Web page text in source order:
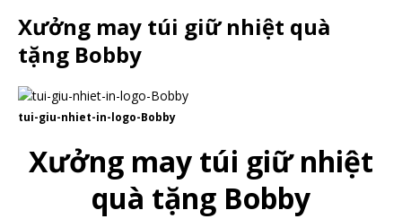
Xưởng may túi giữ nhiệt quà
tặng Bobby
tui-giu-nhiet-in-logo-Bobby
Xưởng may túi giữ nhiệt
quà tặng Bobby